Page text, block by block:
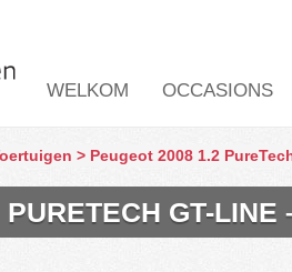
WELKOM OCCASIONS
> Peugeot 2008 1.2
GT-LINE